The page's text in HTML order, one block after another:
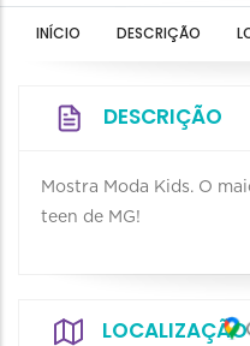
INÍCIO DESCRIÇÃO
DESCRIÇÃO
Mostra Moda Kids. O
teen de MG!
LOCALIZAÇÃO